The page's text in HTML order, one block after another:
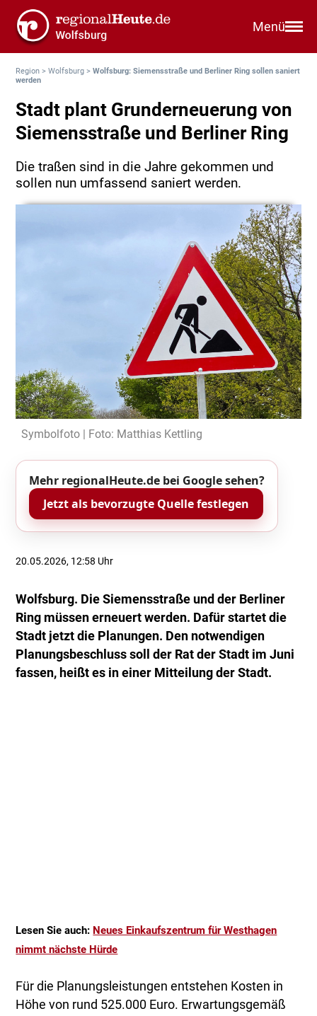
Menü
Region >Wolfsburg >Wolfsburg: Siemensstraße und Berliner Ring sollen saniert
werden
Stadt plant Grunderneuerung von
Siemensstraße und Berliner Ring
Die traßen sind in die Jahre gekommen und
sollen nun umfassend saniert werden.
Symbolfoto | Foto: Matthias Kettling
Mehr regionalHeute.de bei Google sehen?
Jetzt als bevorzugte Quelle festlegen
20.05.2026, 12:58 Uhr
Wolfsburg. Die Siemensstraße und der Berliner
Ring müssen erneuert werden. Dafür startet die
Stadt jetzt die Planungen. Den notwendigen
Planungsbeschluss soll der Rat der Stadt im Juni
fassen, heißt es in einer Mitteilung der Stadt.
Lesen Sie auch: Neues Einkaufszentrum für Westhagen
nimmt nächste Hürde
Für die Planungsleistungen entstehen Kosten in
Höhe von rund 525.000 Euro. Erwartungsgemäß